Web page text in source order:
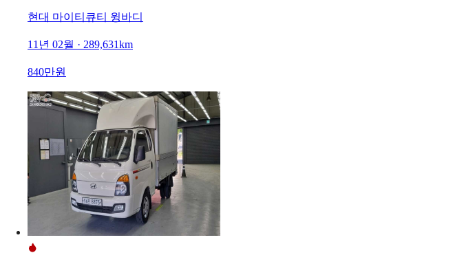
현대 마이티큐티 윙바디
11년 02월 · 289,631km
840만원